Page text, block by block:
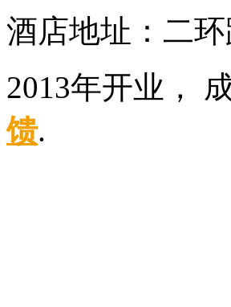
酒店地址：二
2013年开业，
馈.